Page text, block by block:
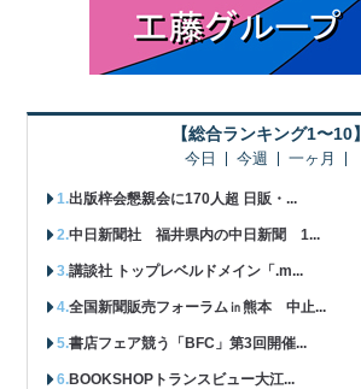
【総合ランキング1〜10】
今日 今週 一ヶ月
出版梓会懇親会に170人超 日販・...
中日新聞社 福井県内の中日新聞 1...
講談社 トップレベルドメイン「.m...
全国新聞販売フォーラム㏌熊本 中止...
書店フェア競う「BFC」第3回開催...
BOOKSHOPトランスビュー大江...